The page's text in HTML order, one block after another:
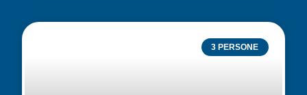
3 PERSONE